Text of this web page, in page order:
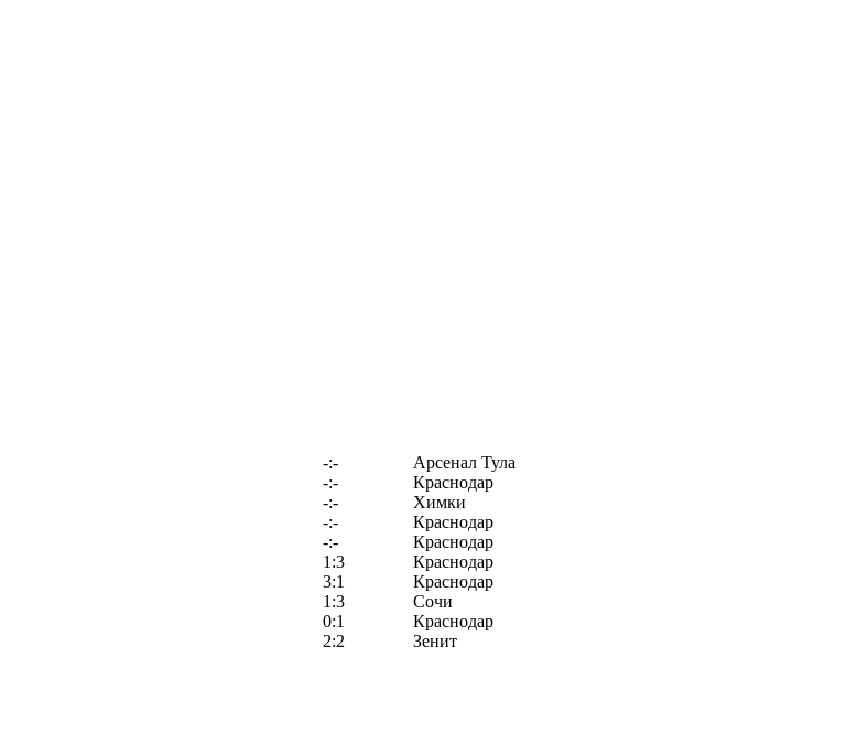
-:-
Арсенал Тула
-:-
Краснодар
-:-
Химки
-:-
Краснодар
-:-
Краснодар
1:3
Краснодар
3:1
Краснодар
1:3
Сочи
0:1
Краснодар
2:2
Зенит